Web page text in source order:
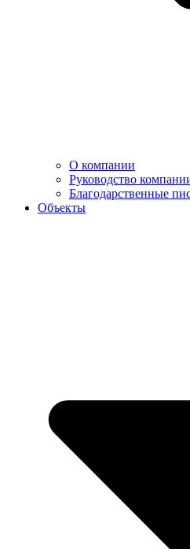
О компании
Руководство
Благодарственные
Объекты